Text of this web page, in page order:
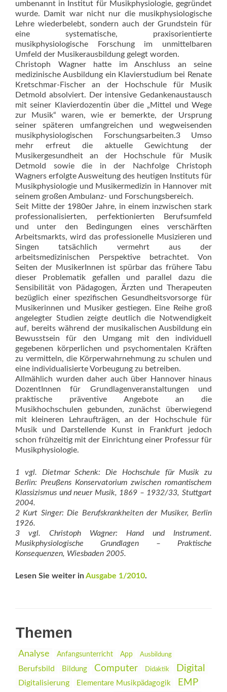
umbenannt in Institut für Musikphysiologie, gegründet
wurde. Damit war nicht nur die musikphysiologische
Lehre wiederbelebt, sondern auch der Grundstein für
eine systematische, praxisorientierte
musikphysiologische Forschung im unmittelbaren
Umfeld der Musikerausbildung gelegt worden.
Christoph Wagner hatte im Anschluss an seine
medizinische Ausbildung ein Klavierstudium bei Renate
Kretschmar-Fischer an der Hochschule für Musik
Detmold absolviert. Der intensive Gedankenaustausch
mit seiner Klavierdozentin über die „Mittel und Wege
zur Musik“ waren, wie er bemerkte, der Ursprung
seiner späteren umfangreichen und wegweisenden
musikphysiologischen Forschungsarbeiten.3 Umso
mehr erfreut die aktuelle Gewichtung der
Musikergesundheit an der Hochschule für Musik
Detmold sowie die in der Nachfolge Christoph
Wagners erfolgte Ausweitung des heutigen ­Instituts für
Musikphysiologie und Musikermedizin in Hannover mit
seinem großen Ambulanz- und Forschungs­bereich.
Seit Mitte der 1980er Jahre, in einem inzwischen stark
professionalisierten, perfektionierten Berufsumfeld
und unter den Bedingungen eines verschärften
Arbeitsmarkts, wird das professionelle Musizieren und
Singen tatsächlich vermehrt aus der
arbeitsmedizinischen Perspektive betrachtet. Von
Seiten der MusikerInnen ist spürbar das frühere Tabu
dieser Problematik gefallen und parallel dazu die
Sensibilität von Pädagogen, Ärzten und Therapeuten
bezüglich einer spezifischen Gesundheitsvorsorge für
Musikerinnen und Musiker gestiegen. Eine Reihe groß
angelegter Studien zeigte deutlich die Notwendigkeit
auf, bereits während der musikalischen Ausbildung ein
Bewusstsein für den Umgang mit den individuell
gegebenen körperlichen und psychomentalen Kräften
zu vermitteln, die Körperwahrnehmung zu schulen und
eine individualisierte Vorbeugung zu betreiben.
Allmählich wurden daher auch über Hannover hinaus
DozentInnen für Grundlagenveranstaltungen und
praktische präventive Angebote an die
Musikhochschulen gebunden, zunächst überwiegend
mit kleineren Lehraufträgen, an der Hochschule für
Musik und Darstellende Kunst in Frankfurt jedoch
schon frühzeitig mit der Einrichtung einer Professur für
Musikphysiologie.
1 vgl. Dietmar Schenk: Die Hochschule für Musik zu
Berlin: Preußens Konservatorium zwischen romantischem
Klassizismus und neuer Musik, 1869 – 1932/33, Stuttgart
2004.
2 Kurt Singer: Die Berufskrankheiten der Musiker, Berlin
1926.
3 vgl. Christoph Wagner: Hand und Instrument.
Musikphysiologische Grundlagen – Praktische
Konsequenzen, Wiesbaden 2005.
Lesen Sie weiter inAusgabe 1/2010.
Themen
Analyse Anfangsunterricht App Ausbildung
Berufsbild Bildung Computer Didaktik Digital
Digitalisierung Elementare Musikpädagogik EMP